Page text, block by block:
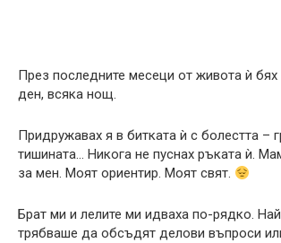
През последните месеци от живота ѝ
ден, всяка нощ.
Придружавах я в битката ѝ с болестта –
тишината… Никога не пуснах ръката ѝ.
за мен. Моят ориентир. Моят свят.
Брат ми и лелите ми идваха по-рядко.
трябваше да обсъдят делови въпроси